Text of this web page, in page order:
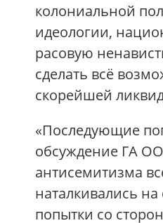
колониальной
идеологии,
расовую
сделать всё
скорейшей
«Последующие
обсуждение ГА
антисемитизма
наталкивались
попытки со